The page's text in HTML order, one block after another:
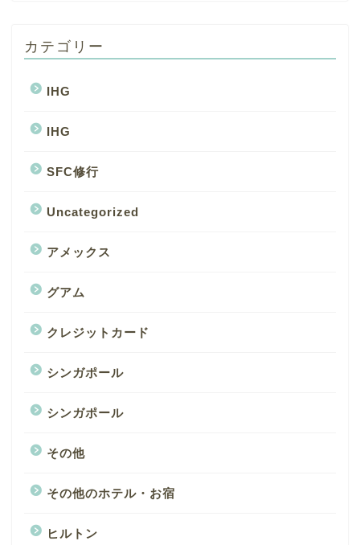
カテゴリー
IHG
IHG
SFC修行
Uncategorized
アメックス
グアム
クレジットカード
シンガポール
シンガポール
その他
その他のホテル・お宿
ヒルトン